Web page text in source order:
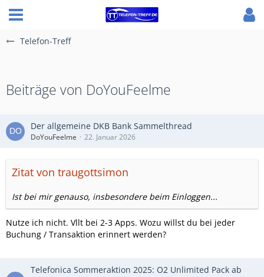
Telefon-Treff
Beiträge von DoYouFeelme
Der allgemeine DKB Bank Sammelthread
DoYouFeelme 22. Januar 2026
Zitat von traugottsimon
Ist bei mir genauso, insbesondere beim Einloggen...
Nutze ich nicht. Vllt bei 2-3 Apps. Wozu willst du bei jeder
Buchung / Transaktion erinnert werden?
Telefonica Sommeraktion 2025: O2 Unlimited Pack ab